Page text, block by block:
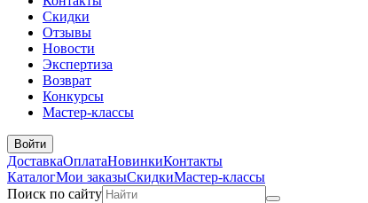
Скидки
Отзывы
Новости
Экспертиза
Возврат
Конкурсы
Мастер-классы
Войти
ДоставкаОплатаНовинкиКонтакты
КаталогМои заказыСкидкиМастер-классы
Поиск по сайту